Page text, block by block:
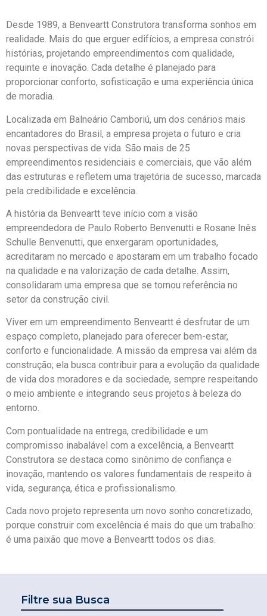
Filtre sua Busca
Desde 1989, a Benveartt Construtora transforma sonhos em
realidade. Mais do que erguer edifícios, a empresa constrói
histórias, projetando empreendimentos com qualidade,
requinte e inovação. Cada detalhe é planejado para
proporcionar conforto, sofisticação e uma experiência única
de moradia.
Localizada em Balneário Camboriú, um dos cenários mais
encantadores do Brasil, a empresa projeta o futuro e cria
novas perspectivas de vida. São mais de 25
empreendimentos residenciais e comerciais, que vão além
das estruturas e refletem uma trajetória de sucesso, marcada
pela credibilidade e excelência.
A história da Benveartt teve início com a visão
empreendedora de Paulo Roberto Benvenutti e Rosane Inês
Schulle Benvenutti, que enxergaram oportunidades,
acreditaram no mercado e apostaram em um trabalho focado
na qualidade e na valorização de cada detalhe. Assim,
consolidaram uma empresa que se tornou referência no
setor da construção civil.
Viver em um empreendimento Benveartt é desfrutar de um
espaço completo, planejado para oferecer bem-estar,
conforto e funcionalidade. A missão da empresa vai além da
construção; ela busca contribuir para a evolução da qualidade
de vida dos moradores e da sociedade, sempre respeitando
o meio ambiente e integrando seus projetos à beleza do
entorno.
Com pontualidade na entrega, credibilidade e um
compromisso inabalável com a excelência, a Benveartt
Construtora se destaca como sinônimo de confiança e
inovação, mantendo os valores fundamentais de respeito à
vida, segurança, ética e profissionalismo.
Cada novo projeto representa um novo sonho concretizado,
porque construir com excelência é mais do que um trabalho:
é uma paixão que move a Benveartt todos os dias.